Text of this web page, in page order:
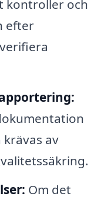
kontroller och
efter
av
Om det